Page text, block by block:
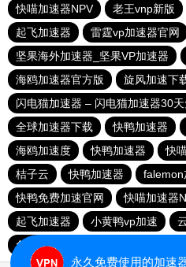
快喵加速器NPV
老王vnp新版
起飞加速器
雷霆vp加速器官网
坚果海外加速器_坚果VP加速器
海鸥加速器官方版
旋风加速下
闪电猫加速器 – 闪电猫加速器30
全球加速器下载
快鸭加速器
海鸥加速度
快鸭加速器 快
桔子云
快鸭加速器
falemon
快鸭免费加速官网
快喵加速器
起飞加速器
小黄鸭vp加速
免费全球节点加速器
永久免费使用的加速